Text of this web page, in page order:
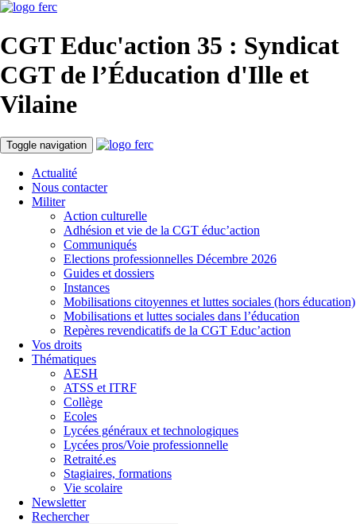
CGT Educ'action 35 : Syndicat
CGT de l’Éducation d'Ille et
Vilaine
Toggle navigation
Actualité
Nous contacter
Militer
Action culturelle
Adhésion et vie de la CGT éduc’action
Communiqués
Elections professionnelles Décembre 2026
Guides et dossiers
Instances
Mobilisations citoyennes et luttes sociales (hors éducation)
Mobilisations et luttes sociales dans l’éducation
Repères revendicatifs de la CGT Educ’action
Vos droits
Thématiques
AESH
ATSS et ITRF
Collège
Ecoles
Lycées généraux et technologiques
Lycées pros/Voie professionnelle
Retraité.es
Stagiaires, formations
Vie scolaire
Newsletter
Rechercher